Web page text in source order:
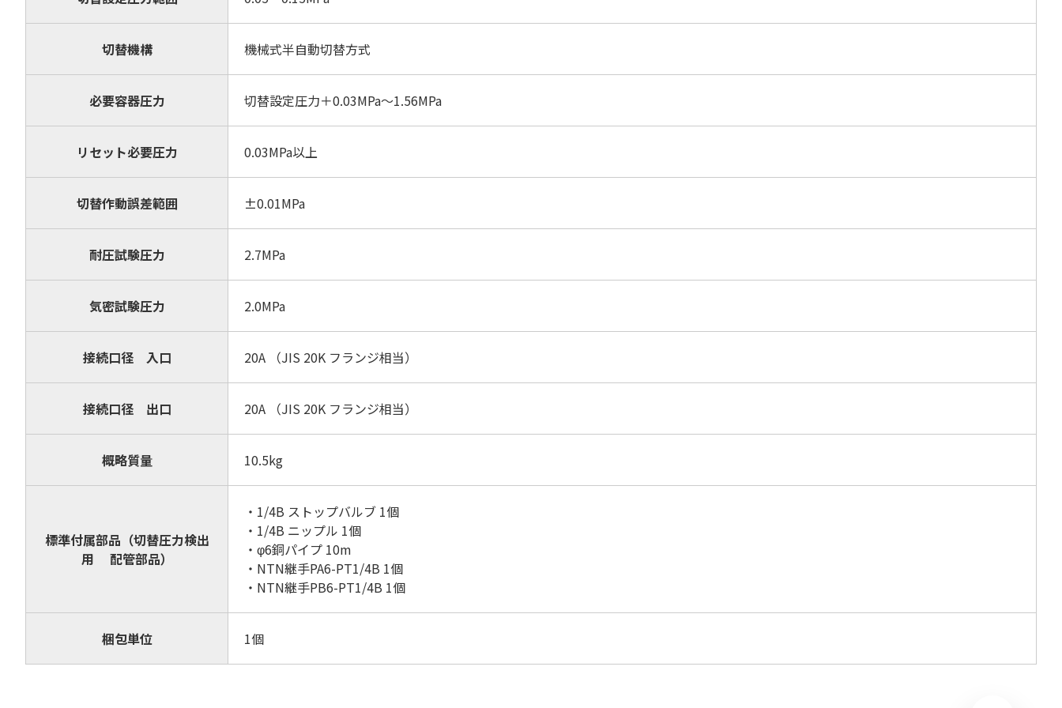
切替機構 機械式半自動切替方式
必要容器圧力 切替設定圧力＋0.03MPa〜1.56MPa
リセット必要圧力 0.03MPa以上
切替作動誤差範囲 ±0.01MPa
耐圧試験圧力 2.7MPa
気密試験圧力 2.0MPa
接続口径 入口 20A （JIS 20K フランジ相当）
接続口径 出口 20A （JIS 20K フランジ相当）
概略質量 10.5kg
標準付属部品（切替圧力検出
用 配管部品）
・1/4B ストップバルブ 1個
・1/4B ニップル 1個
・φ6銅パイプ 10m
・NTN継手PA6-PT1/4B 1個
・NTN継手PB6-PT1/4B 1個
梱包単位 1個